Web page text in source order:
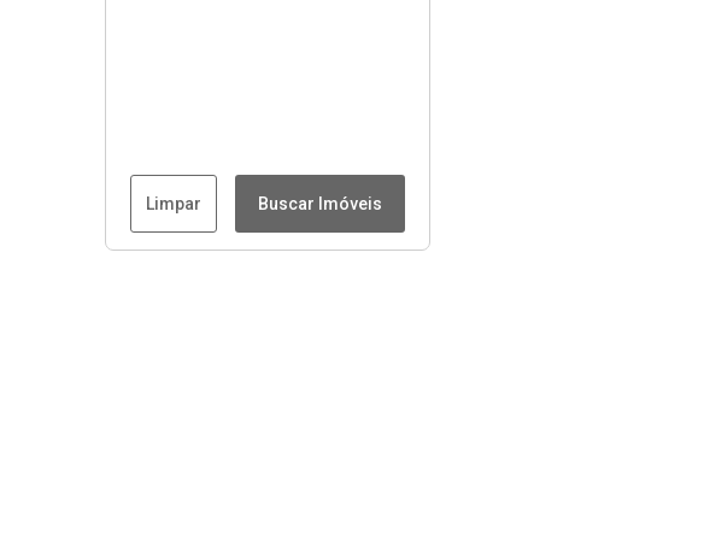
Limpar Buscar Imóveis